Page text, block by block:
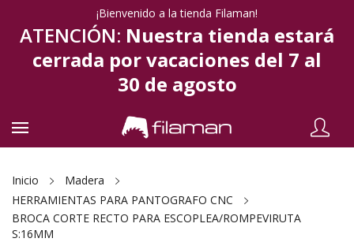
¡Bienvenido a la tienda Filaman!
ATENCIÓN: Nuestra tienda estará
cerrada por vacaciones del 7 al
30 de agosto
Inicio
Madera
HERRAMIENTAS PARA PANTOGRAFO CNC
BROCA CORTE RECTO PARA ESCOPLEA/ROMPEVIRUTA
S:16MM